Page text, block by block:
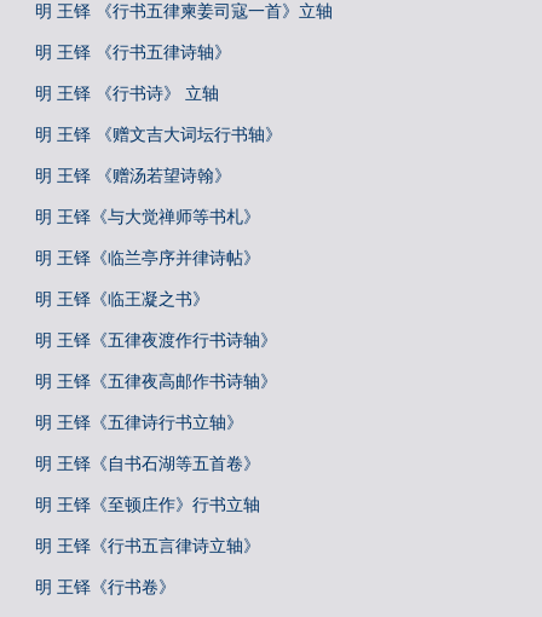
明 王铎 《行书五律柬姜司寇一首》立轴
明 王铎 《行书五律诗轴》
明 王铎 《行书诗》 立轴
明 王铎 《赠文吉大词坛行书轴》
明 王铎 《赠汤若望诗翰》
明 王铎《与大觉禅师等书札》
明 王铎《临兰亭序并律诗帖》
明 王铎《临王凝之书》
明 王铎《五律夜渡作行书诗轴》
明 王铎《五律夜高邮作书诗轴》
明 王铎《五律诗行书立轴》
明 王铎《自书石湖等五首卷》
明 王铎《至顿庄作》行书立轴
明 王铎《行书五言律诗立轴》
明 王铎《行书卷》